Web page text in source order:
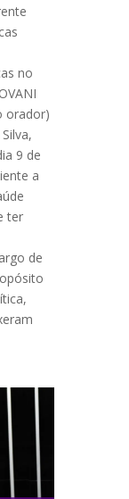
no
orador)
9 de
a
ter
de